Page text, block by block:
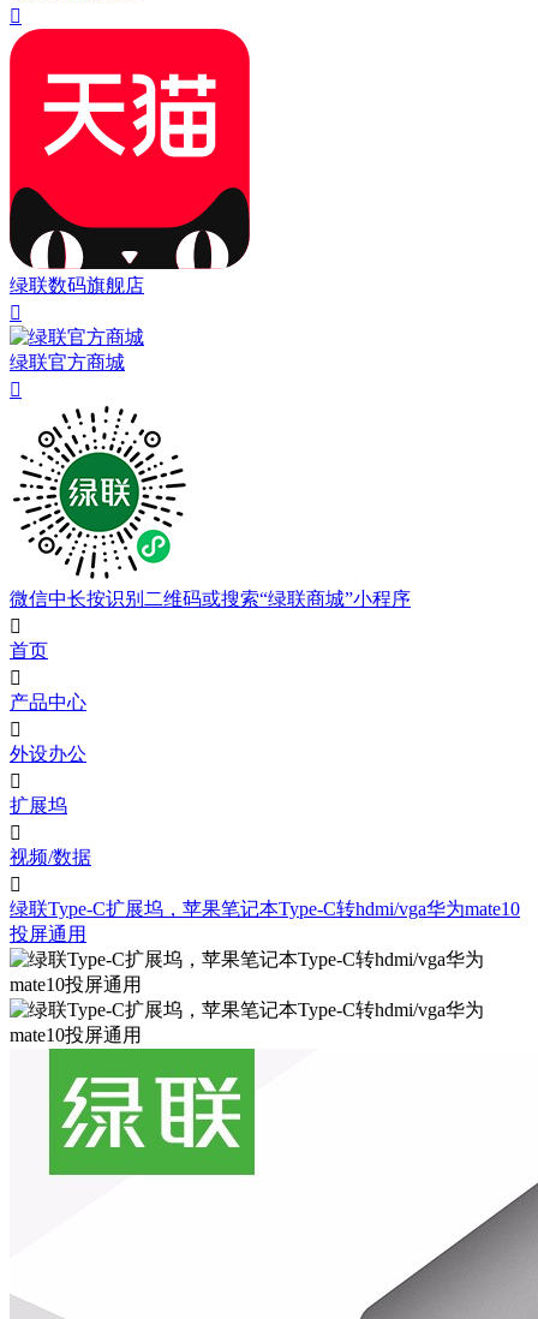

绿联数码旗舰店

绿联官方商城

微信中长按识别二维码或搜索“绿联商城”小程序

首页

产品中心

外设办公

扩展坞

视频/数据

绿联Type-C扩展坞，苹果笔记本Type-C转hdmi/vga华为mate10
投屏通用